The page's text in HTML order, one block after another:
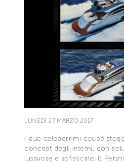
LUNEDÌ 27 MARZO 2017
I due celeberrimi coupé
concept degli interni, con
lussuose e sofisticate. E